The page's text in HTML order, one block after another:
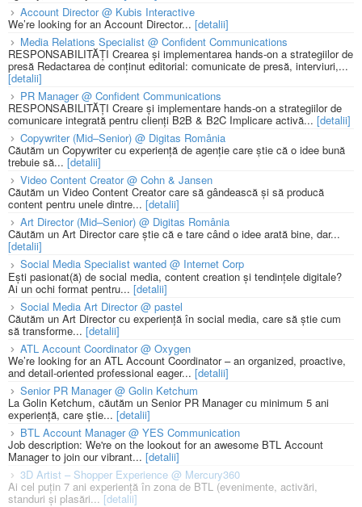
Account Director @ Kubis Interactive
We’re looking for an Account Director... [detalii]
Media Relations Specialist @ Confident Communications
RESPONSABILITĂȚI Crearea și implementarea hands-on a strategiilor de
presă Redactarea de conținut editorial: comunicate de presă, interviuri,...
[detalii]
PR Manager @ Confident Communications
RESPONSABILITĂȚI Creare și implementare hands-on a strategiilor de
comunicare integrată pentru clienți B2B & B2C Implicare activă... [detalii]
Copywriter (Mid–Senior) @ Digitas România
Căutăm un Copywriter cu experiență de agenție care știe că o idee bună
trebuie să... [detalii]
Video Content Creator @ Cohn & Jansen
Căutăm un Video Content Creator care să gândească și să producă
content pentru unele dintre... [detalii]
Art Director (Mid–Senior) @ Digitas România
Căutăm un Art Director care știe că e tare când o idee arată bine, dar...
[detalii]
Social Media Specialist wanted @ Internet Corp
Ești pasionat(ă) de social media, content creation și tendințele digitale?
Ai un ochi format pentru... [detalii]
Social Media Art Director @ pastel
Căutăm un Art Director cu experiență în social media, care să știe cum
să transforme... [detalii]
ATL Account Coordinator @ Oxygen
We’re looking for an ATL Account Coordinator – an organized, proactive,
and detail-oriented professional eager... [detalii]
Senior PR Manager @ Golin Ketchum
La Golin Ketchum, căutăm un Senior PR Manager cu minimum 5 ani
experiență, care știe... [detalii]
BTL Account Manager @ YES Communication
Job description: We're on the lookout for an awesome BTL Account
Manager to join our vibrant... [detalii]
3D Artist – Shopper Experience @ Mercury360
Ai cel puțin 7 ani experiență în zona de BTL (evenimente, activări,
standuri și plasări...[detalii]